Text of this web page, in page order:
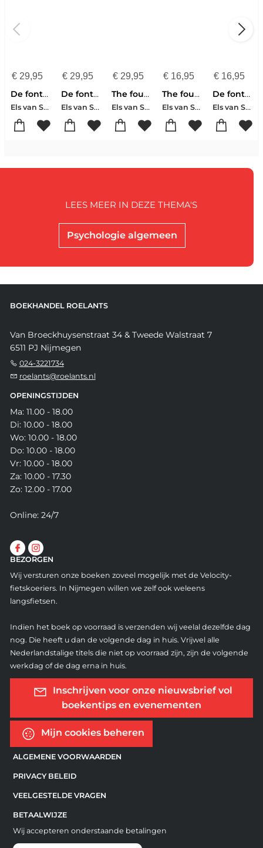
€29,95
De fontein, vier je leven
Els van Steijn
€29,95
De fontein, maak wijze keuzes
Els van Steijn
€ 29,95
The fountain, celebrate your life
Els van Steijn
€ 16,95
The fountain, celebrate your life
Els van Steijn
€ 16,95
De fontein, vind je plek - Aanmoediging
Els van Steijn
Psychologie algemeen
LEES MEER IN DEZE THEMA'S
BOEKHANDEL ROELANTS
Van Broeckhuysenstraat 34 & Tweede Walstraat 7
6511 PJ Nijmegen
024-3221734
roelants@roelants.nl
OPENINGSTIJDEN
Ma: 11.00 - 18.00
Di: 10.00 - 18.00
Wo: 10.00 - 18.00
Do: 10.00 - 18.00
Vr: 10.00 - 18.00
Za: 10.00 - 17.30
Zo: 12.00 - 17.00
Online: 24/7
BEZORGEN
Wij versturen onze boeken zoveel mogelijk met de Velocity-
fietskoeriers. In Nijmegen willen we zelf ook weleens
langsfietsen.
Indien het boek op voorraad is verzenden wij veelal dezelfde dag
nog. Die heeft u dan de volgende dag in huis. Vrijwel alle
Nederlandstalige titels die niet op voorraad zijn, zijn de volgende
werkdag of de dag erna in huis.
Inschrijven voor onze nieuwsbrief vol
boekentips en evenementen
Mijn cookies beheren
ALGEMENE VOORWAARDEN
PRIVACY BELEID
VEELGESTELDE VRAGEN
BETAALWIJZE
Wij accepteren onderstaande betalingen